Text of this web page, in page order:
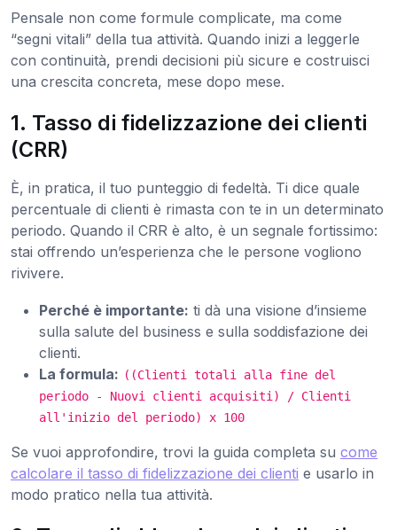
Pensale non come formule complicate, ma come
“segni vitali” della tua attività. Quando inizi a leggerle
con continuità, prendi decisioni più sicure e costruisci
una crescita concreta, mese dopo mese.
1. Tasso di fidelizzazione dei clienti
(CRR)
È, in pratica, il tuo punteggio di fedeltà. Ti dice quale
percentuale di clienti è rimasta con te in un determinato
periodo. Quando il CRR è alto, è un segnale fortissimo:
stai offrendo un’esperienza che le persone vogliono
rivivere.
Perché è importante: ti dà una visione d’insieme
sulla salute del business e sulla soddisfazione dei
clienti.
La formula: ((Clienti totali alla fine del
periodo - Nuovi clienti acquisiti) / Clienti
all'inizio del periodo) x 100
Se vuoi approfondire, trovi la guida completa su come
calcolare il tasso di fidelizzazione dei clienti e usarlo in
modo pratico nella tua attività.